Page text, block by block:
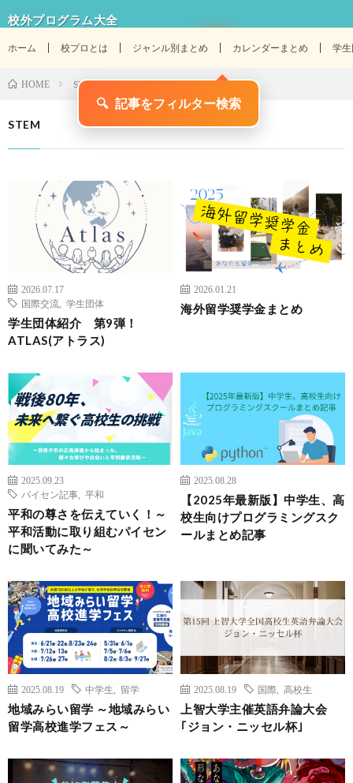
校外プログラム大全
ホーム 校プロとは ジャンル別まとめ カレンダーまとめ 学
HOME STEM
STEM
2026.07.17
国際交流
学生団体
学生団体紹介 第9弾！
ATLAS(アトラス)
2026.01.21
海外留学奨学金まとめ
2025.09.23
パイセン記事
平和
平和の尊さを伝えていく！～
平和活動に取り組むパイセン
に聞いてみた～
2025.08.28
【2025年最新版】中学生、高
校生向けプログラミングスク
ールまとめ記事
2025.08.19 中学生 留学
地域みらい留学 ～地域みらい
留学高校進学フェス～
2025.08.19 国際 高校生
上智大学主催英語弁論大会
｢ジョン・ニッセル杯｣
🔍 記事をフィルター検索